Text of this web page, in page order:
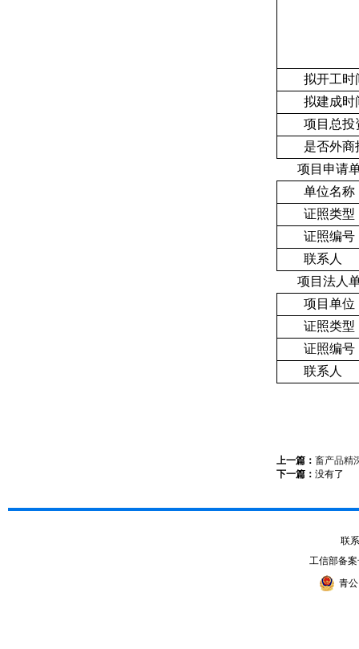
拟开工时
拟建成时
项目总投
是否外商
项目申请
单位名称
证照类型
证照编号
联系人
项目法人
项目单位
证照类型
证照编号
联系人
上一篇： 畜产品精
下一篇： 没有了
联
工信部备
青公